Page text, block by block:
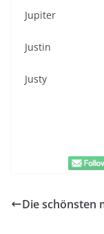
Jupiter
Justin
Justy
Die schönsten